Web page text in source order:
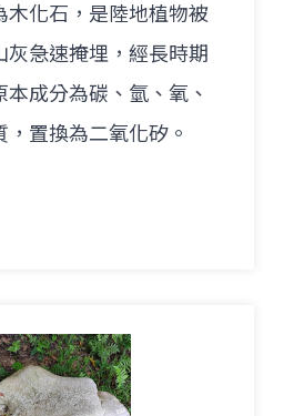
木化石，是陸地植物被
灰急速掩埋，經長時期
成分為碳、氫、氧、
置換為二氧化矽。